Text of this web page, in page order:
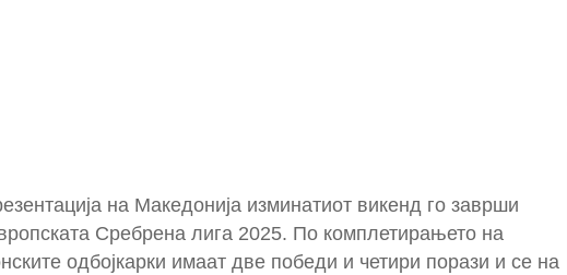
на Македонија изминатиот викенд го заврши
Сребрена лига 2025. По комплетирањето на
одбојкарки имаат две победи и четири порази и се на